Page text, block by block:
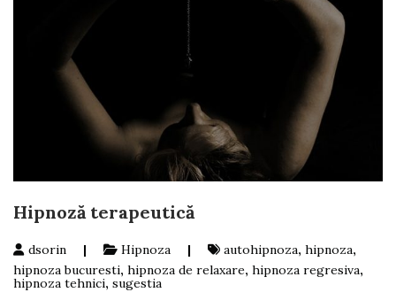
Hipnoză terapeutică
dsorin | Hipnoza | autohipnoza, hipnoza,
hipnoza bucuresti, hipnoza de relaxare, hipnoza regresiva,
hipnoza tehnici, sugestia